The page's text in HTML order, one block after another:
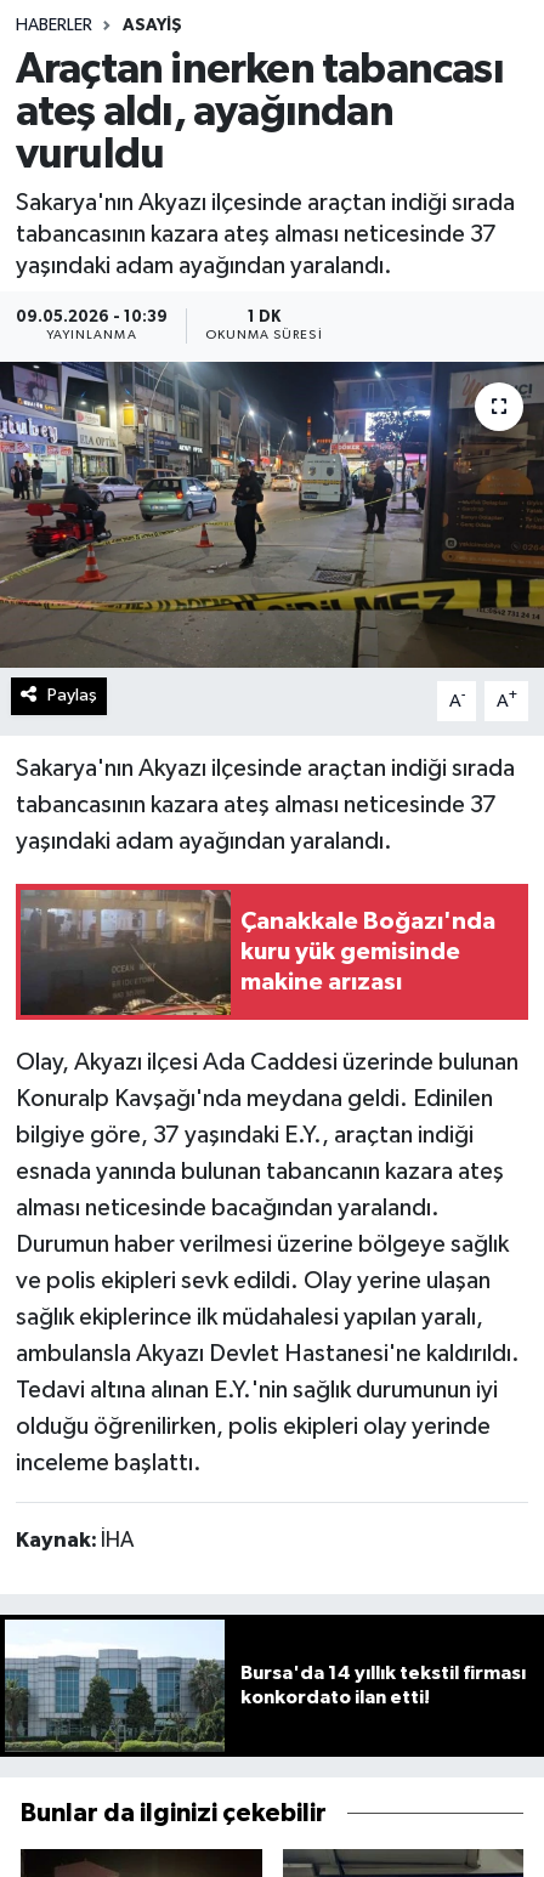
HABERLER ASAYIŞ
Araçtan inerken tabancası
ateş aldı, ayağından
vuruldu
Sakarya'nın Akyazı ilçesinde araçtan indiği sırada
tabancasının kazara ateş alması neticesinde 37
yaşındaki adam ayağından yaralandı.
09.05.2026 - 10:39
YAYINLANMA
1 DK
OKUNMA SÜRESI
Paylaş A- A+
Sakarya'nın Akyazı ilçesinde araçtan indiği sırada
tabancasının kazara ateş alması neticesinde 37
yaşındaki adam ayağından yaralandı.
Çanakkale Boğazı'nda
kuru yük gemisinde
makine arızası
Olay, Akyazı ilçesi Ada Caddesi üzerinde bulunan
Konuralp Kavşağı'nda meydana geldi. Edinilen
bilgiye göre, 37 yaşındaki E.Y., araçtan indiği
esnada yanında bulunan tabancanın kazara ateş
alması neticesinde bacağından yaralandı.
Durumun haber verilmesi üzerine bölgeye sağlık
ve polis ekipleri sevk edildi. Olay yerine ulaşan
sağlık ekiplerince ilk müdahalesi yapılan yaralı,
ambulansla Akyazı Devlet Hastanesi'ne kaldırıldı.
Tedavi altına alınan E.Y.'nin sağlık durumunun iyi
olduğu öğrenilirken, polis ekipleri olay yerinde
inceleme başlattı.
Kaynak: İHA
Bursa'da 14 yıllık tekstil firması
konkordato ilan etti!
Bunlar da ilginizi çekebilir
Spor
Teknoloji
Yaşam